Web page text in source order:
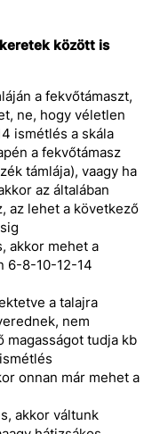
között is
a fekvőtámaszt,
ne, hogy véletlen
ismétlés a skála
a fekvőtámasz
támlája), vaagy ha
az általában
az lehet a következő
akkor mehet a
6-8-10-12-14
a talajra
nem
magasságot tudja kb
onnan már mehet a
akkor váltunk